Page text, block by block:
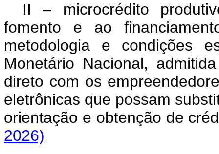
II – microcrédito
fomento e ao
metodologia e condições
Monetário Nacional,
direto com os
eletrônicas que possam
orientação e obtenção de
2026)